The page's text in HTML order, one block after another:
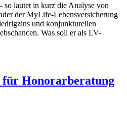
so lautet in kurz die Analyse von
der MyLife-Lebensversicherung
und konjunkturellen
Was soll er als LV-
für Honorarberatung